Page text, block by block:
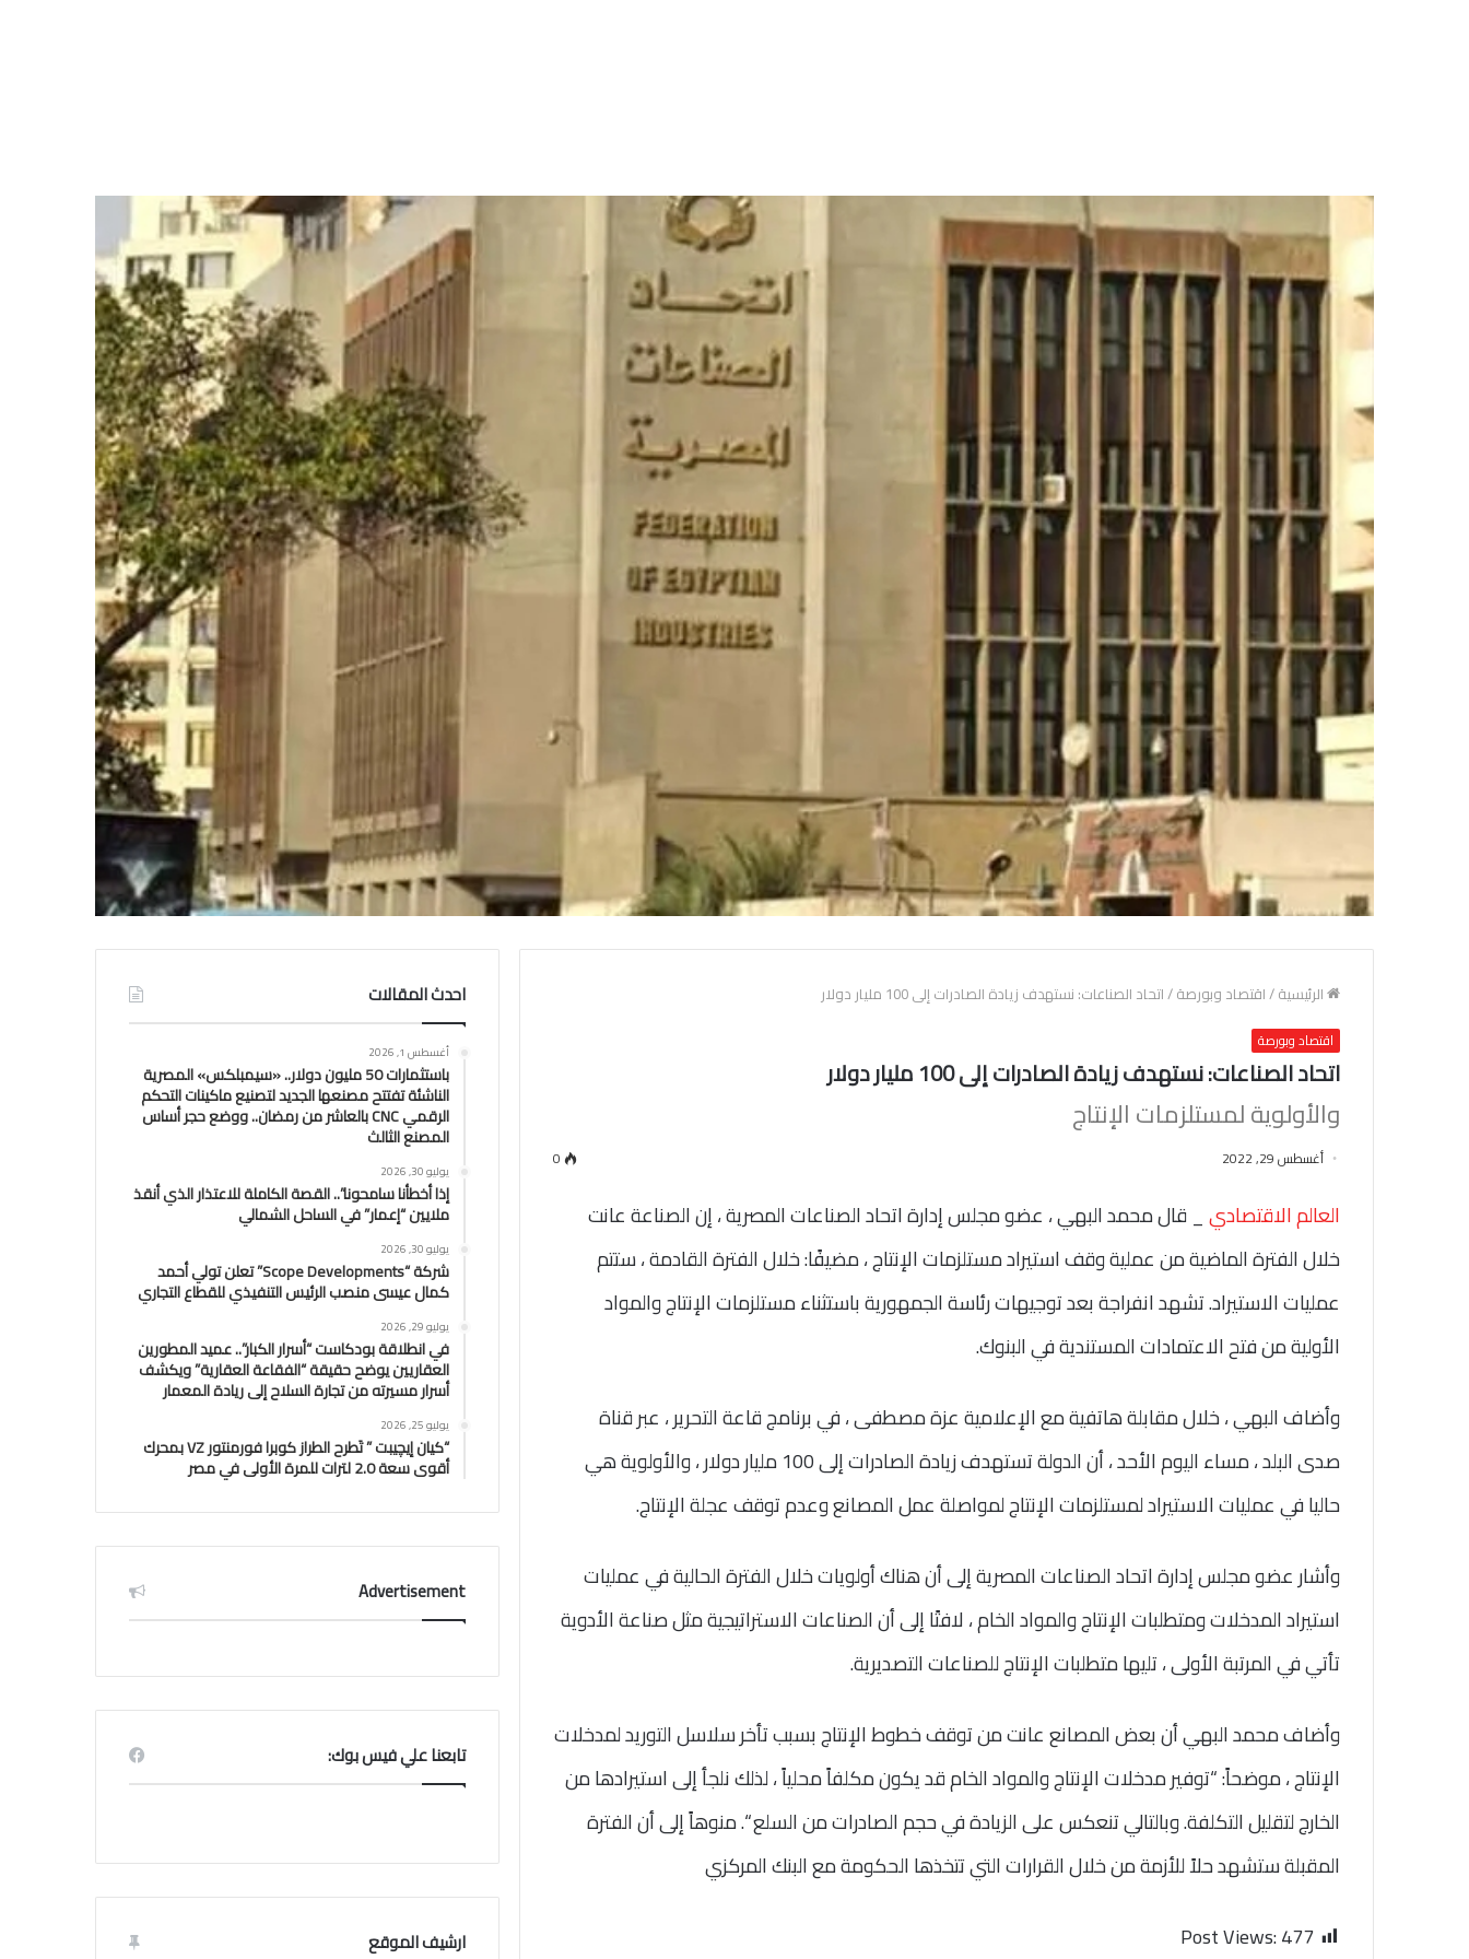
الرئيسية/اقتصاد وبورصة/اتحاد الصناعات: نستهدف زيادة الصادرات إلى 100 مليار دولار
اقتصاد وبورصة
اتحاد الصناعات: نستهدف زيادة الصادرات إلى 100 مليار دولار
والأولوية لمستلزمات الإنتاج
أغسطس 29, 2022 0
العالم الاقتصادي_ قال محمد البهي ، عضو مجلس إدارة اتحاد الصناعات المصرية ، إن الصناعة عانت
خلال الفترة الماضية من عملية وقف استيراد مستلزمات الإنتاج ، مضيفًا: خلال الفترة القادمة ، ستتم
عمليات الاستيراد. تشهد انفراجة بعد توجيهات رئاسة الجمهورية باستثناء مستلزمات الإنتاج والمواد
الأولية من فتح الاعتمادات المستندية في البنوك.
وأضاف البهي ، خلال مقابلة هاتفية مع الإعلامية عزة مصطفى ، في برنامج قاعة التحرير ، عبر قناة
صدى البلد ، مساء اليوم الأحد ، أن الدولة تستهدف زيادة الصادرات إلى 100 مليار دولار ، والأولوية هي
حاليا في عمليات الاستيراد لمستلزمات الإنتاج لمواصلة عمل المصانع وعدم توقف عجلة الإنتاج.
وأشار عضو مجلس إدارة اتحاد الصناعات المصرية إلى أن هناك أولويات خلال الفترة الحالية في عمليات
استيراد المدخلات ومتطلبات الإنتاج والمواد الخام ، لافتًا إلى أن الصناعات الاستراتيجية مثل صناعة الأدوية
تأتي في المرتبة الأولى ، تليها متطلبات الإنتاج للصناعات التصديرية.
وأضاف محمد البهي أن بعض المصانع عانت من توقف خطوط الإنتاج بسبب تأخر سلاسل التوريد لمدخلات
الإنتاج ، موضحاً: “توفير مدخلات الإنتاج والمواد الخام قد يكون مكلفاً محلياً ، لذلك نلجأ إلى استيرادها من
الخارج لتقليل التكلفة. وبالتالي تنعكس على الزيادة في حجم الصادرات من السلع “. منوهاً إلى أن الفترة
المقبلة ستشهد حلاً للأزمة من خلال القرارات التي تتخذها الحكومة مع البنك المركزي
Post Views:477
احدث المقالات
أغسطس 1, 2026
باستثمارات 50 مليون دولار.. «سيمبلكس» المصرية
الناشئة تفتتح مصنعها الجديد لتصنيع ماكينات التحكم
الرقمي CNC بالعاشر من رمضان.. ووضع حجر أساس
المصنع الثالث
يوليو 30, 2026
إذا أخطأنا سامحونا”.. القصة الكاملة للاعتذار الذي أنقذ
ملايين “إعمار” في الساحل الشمالي
يوليو 30, 2026
شركة “Scope Developments” تعلن تولي أحمد
كمال عيسى منصب الرئيس التنفيذي للقطاع التجاري
يوليو 29, 2026
في انطلاقة بودكاست “أسرار الكبار”.. عميد المطورين
العقاريين يوضح حقيقة “الفقاعة العقارية” ويكشف
أسرار مسيرته من تجارة السلاح إلى ريادة المعمار
يوليو 25, 2026
“كيان إيچيبت ” تَطرح الطراز كوبرا فورمنتور VZ بمحرك
أقوى سعة 2.0 لترات للمرة الأولى في مصر
Advertisement
تابعنا علي فيس بوك:
ارشيف الموقع